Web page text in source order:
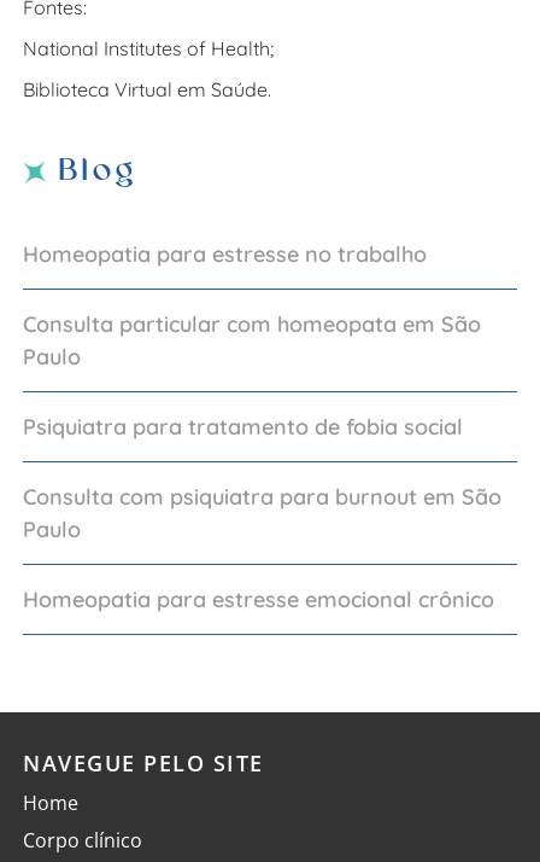
Fontes:
National Institutes of Health;
Biblioteca Virtual em Saúde.
Blog
Homeopatia para estresse no trabalho
Consulta particular com homeopata em São
Paulo
Psiquiatra para tratamento de fobia social
Consulta com psiquiatra para burnout em São
Paulo
Homeopatia para estresse emocional crônico
NAVEGUE PELO SITE
Home
Corpo clínico